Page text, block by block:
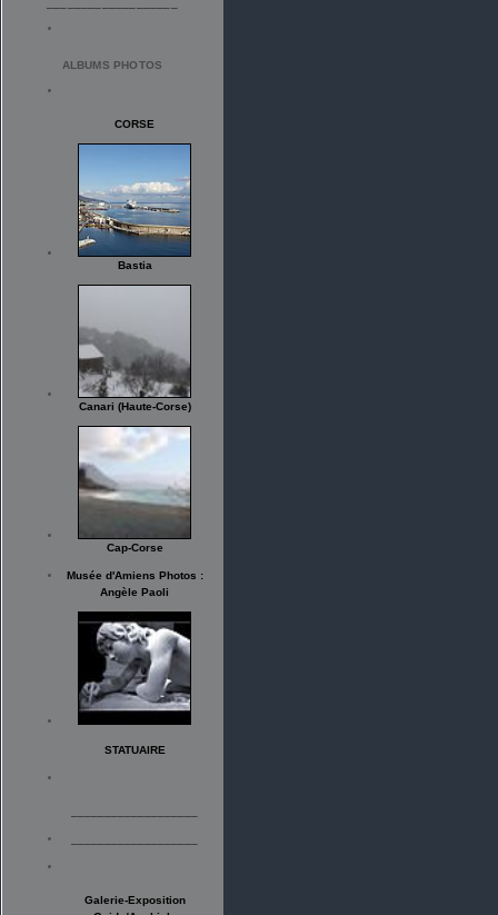
ALBUMS PHOTOS
CORSE
Bastia
Canari (Haute-Corse)
Cap-Corse
Musée d'Amiens Photos :
Angèle Paoli
STATUAIRE
Galerie-Exposition